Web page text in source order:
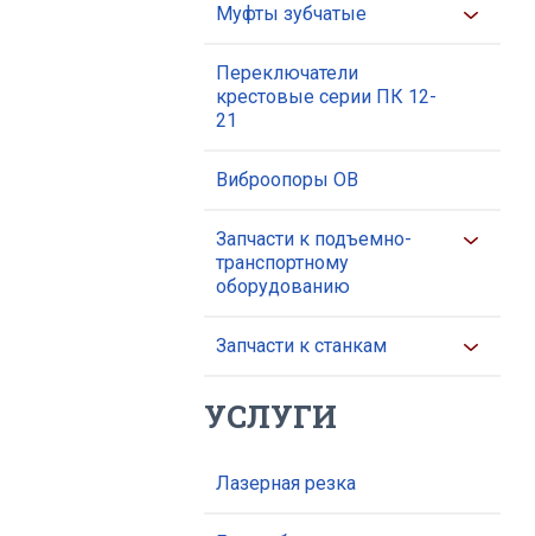
Муфты зубчатые
Переключатели
крестовые серии ПК 12-
21
Виброопоры ОВ
Запчасти к подъемно-
транспортному
оборудованию
Запчасти к станкам
УСЛУГИ
Лазерная резка